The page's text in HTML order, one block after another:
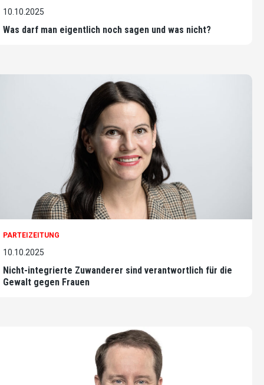
10.10.2025
Was darf man eigentlich noch sagen und was nicht?
PARTEIZEITUNG
10.10.2025
Nicht-integrierte Zuwanderer sind verantwortlich für die
Gewalt gegen Frauen